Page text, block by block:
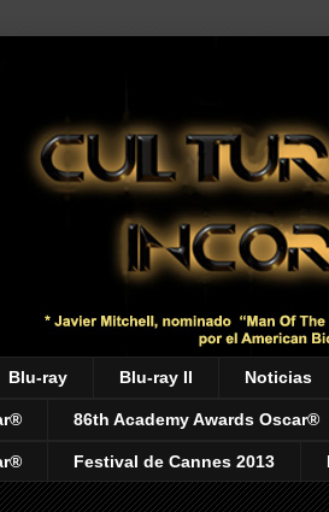
Blu-ray Blu-ray II Noticias
86th Academy Awards Oscar®
Festival de Cannes 2013